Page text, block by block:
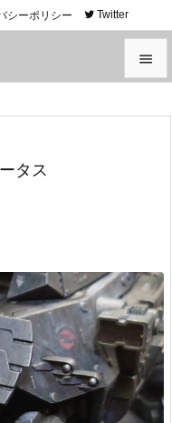

メニュ

検索
シーポリシー Twitter
タス